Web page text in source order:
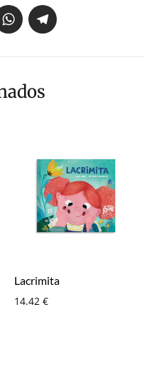
W
ha
ts
Ap
p
gr
Lacrimita
14.42 €